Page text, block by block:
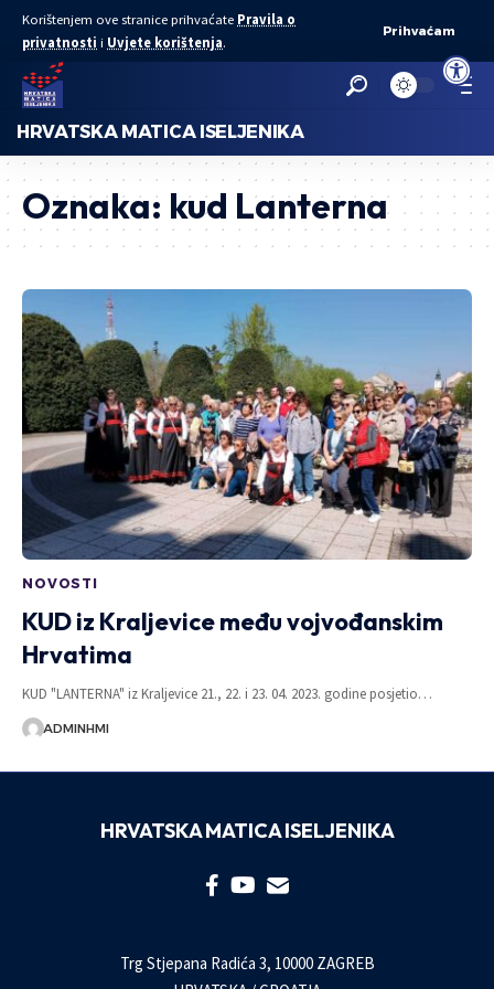
Open
Korištenjem ove stranice prihvaćate Pravila o
privatnosti i Uvjete korištenja.
Prihvaćam
HRVATSKA MATICA ISELJENIKA
Oznaka: kud Lanterna
NOVOSTI
KUD iz Kraljevice među vojvođanskim
Hrvatima
KUD "LANTERNA" iz Kraljevice 21., 22. i 23. 04. 2023. godine posjetio…
ADMINHMI
HRVATSKA MATICA ISELJENIKA
Trg Stjepana Radića 3, 10000 ZAGREB